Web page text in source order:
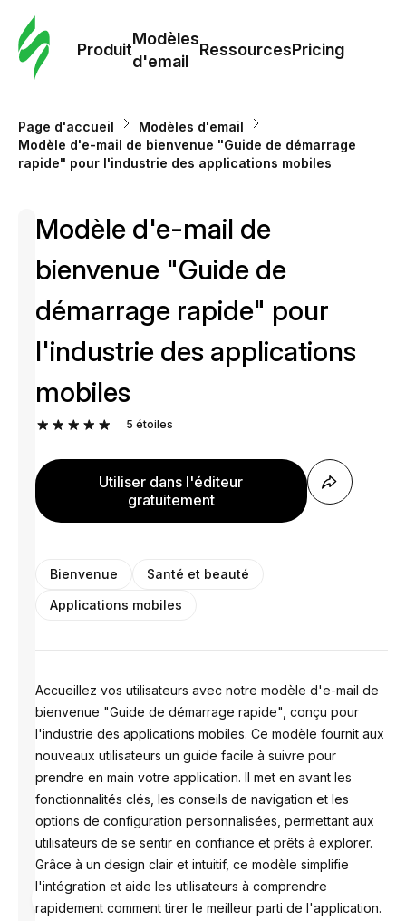
Produit
Modèles
d'email
RessourcesPricing
Page d'accueil
Modèles d'email
Modèle d'e-mail de bienvenue "Guide de démarrage
rapide" pour l'industrie des applications mobiles
Conçu par
Anastasiia
Modèle d'e-mail de
bienvenue "Guide de
démarrage rapide" pour
l'industrie des applications
mobiles
5 étoiles
Utiliser dans l'éditeur
gratuitement
Bienvenue
Santé et beauté
Applications mobiles
Accueillez vos utilisateurs avec notre modèle d'e-mail de
bienvenue "Guide de démarrage rapide", conçu pour
l'industrie des applications mobiles. Ce modèle fournit aux
nouveaux utilisateurs un guide facile à suivre pour
prendre en main votre application. Il met en avant les
fonctionnalités clés, les conseils de navigation et les
options de configuration personnalisées, permettant aux
utilisateurs de se sentir en confiance et prêts à explorer.
Grâce à un design clair et intuitif, ce modèle simplifie
l'intégration et aide les utilisateurs à comprendre
rapidement comment tirer le meilleur parti de l'application.